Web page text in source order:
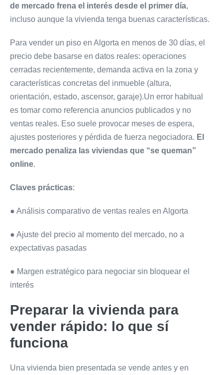
de mercado frena el interés desde el primer día,
incluso aunque la vivienda tenga buenas características.
Para vender un piso en Algorta en menos de 30 días, el
precio debe basarse en datos reales: operaciones
cerradas recientemente, demanda activa en la zona y
características concretas del inmueble (altura,
orientación, estado, ascensor, garaje).Un error habitual
es tomar como referencia anuncios publicados y no
ventas reales. Eso suele provocar meses de espera,
ajustes posteriores y pérdida de fuerza negociadora. El
mercado penaliza las viviendas que “se queman”
online.
Claves prácticas:
● Análisis comparativo de ventas reales en Algorta
● Ajuste del precio al momento del mercado, no a
expectativas pasadas
● Margen estratégico para negociar sin bloquear el
interés
Preparar la vivienda para
vender rápido: lo que sí
funciona
Una vivienda bien presentada se vende antes y en